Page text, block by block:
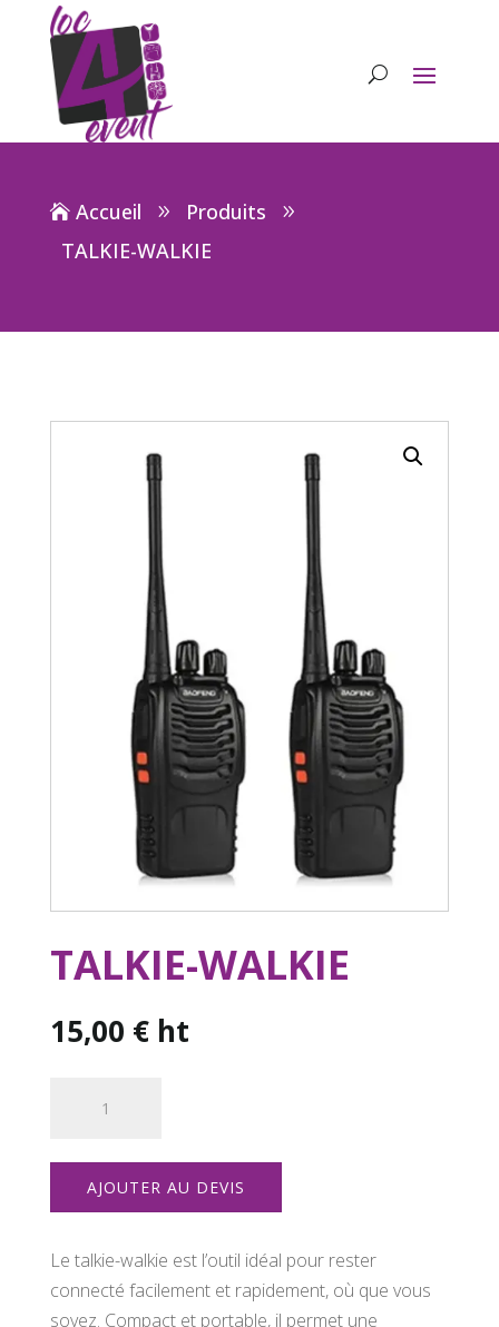
Accueil
Produits
TALKIE-WALKIE
TALKIE-WALKIE
15,00 € ht
WALKIE
AJOUTER AU DEVIS
Le talkie-walkie est l’outil idéal pour rester
connecté facilement et rapidement, où que vous
soyez. Compact et portable, il permet une